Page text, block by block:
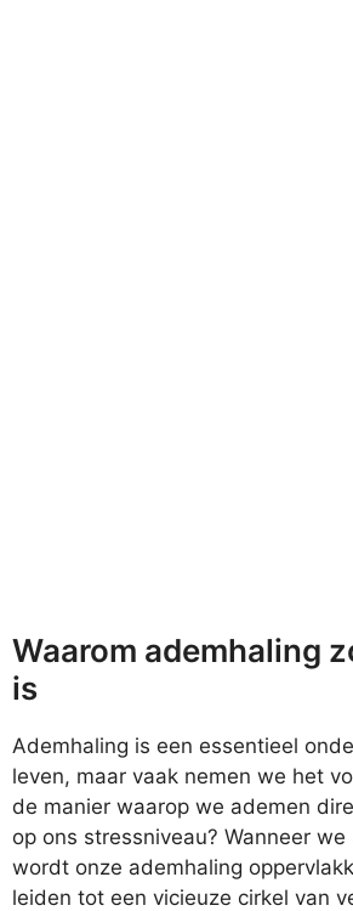
Waarom ademhaling
is
Ademhaling is een essentieel
leven, maar vaak nemen we het
de manier waarop we ademen
op ons stressniveau? Wanneer
wordt onze ademhaling
leiden tot een vicieuze cirkel van